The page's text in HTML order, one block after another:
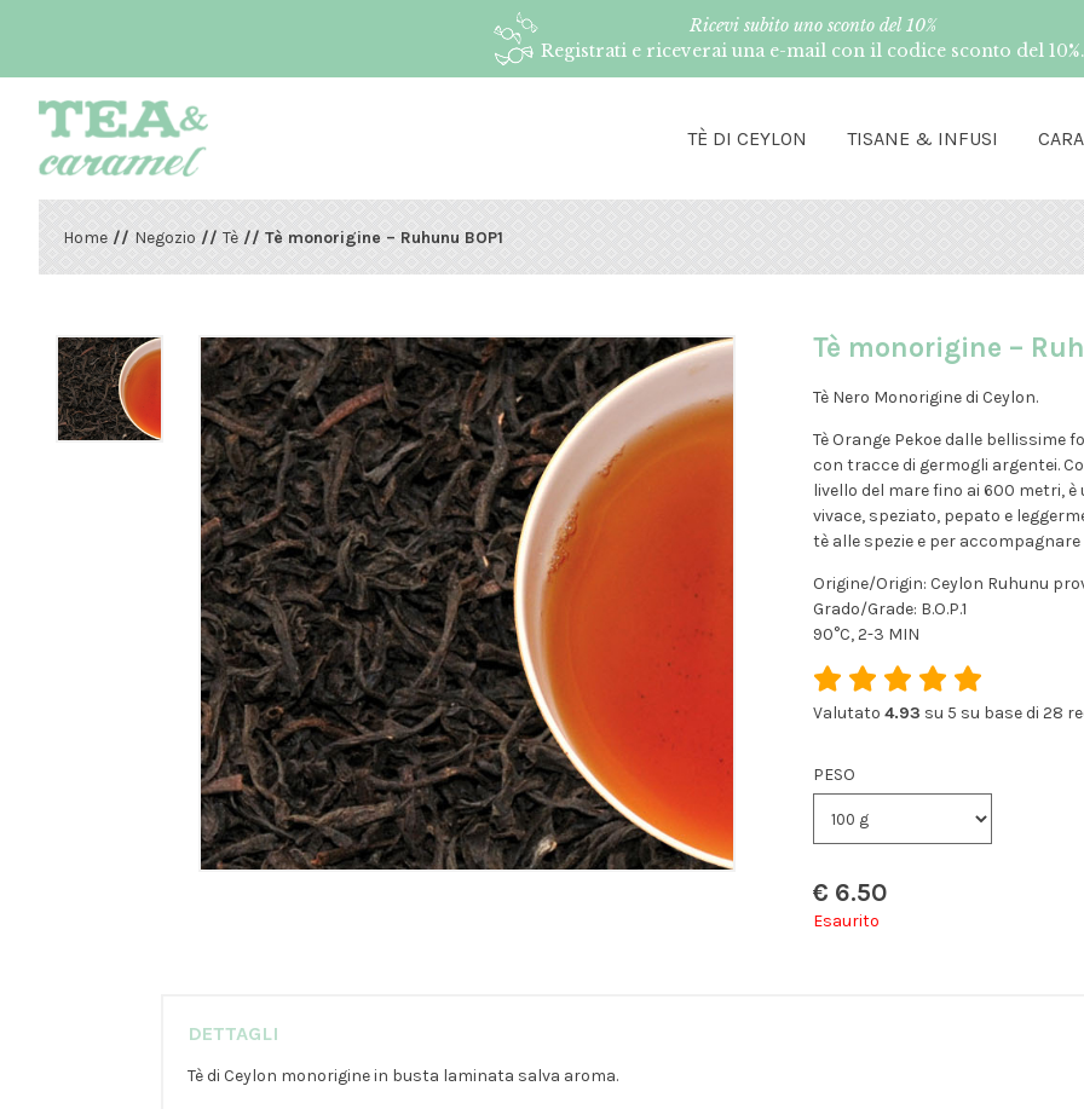
Ricevi subito uno sconto del 10%
Registrati e riceverai una e-mail con il codice sconto del 10%.
TÈ DI CEYLON TISANE & INFUSI
Home//Negozio//Tè// Tè monorigine – Ruhunu BOP1
Tè monorigine –
Tè Nero Monorigine di Ceylon.
Tè Orange Pekoe dalle bellissime
con tracce di germogli argentei.
livello del mare fino ai 600 metri,
vivace, speziato, pepato e
tè alle spezie e per
Origine/Origin: Ceylon Ruhunu
Grado/Grade: B.O.P.1
90°C, 2-3 MIN
Valutato 4.93 su 5 su base di 28
PESO
€ 6.50
Esaurito
DETTAGLI
Tè di Ceylon monorigine in busta laminata salva aroma.